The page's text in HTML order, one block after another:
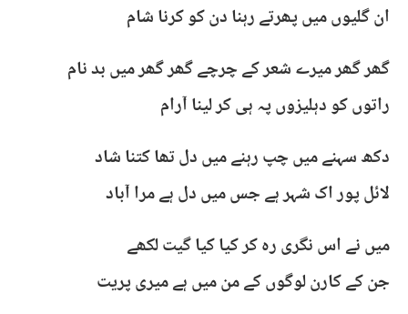
ان گلیوں میں پھرتے رہنا دن کو کرنا شام
گھر گھر میرے شعر کے چرچے گھر گھر میں بد نام
راتوں کو دہلیزوں پہ ہی کر لینا آرام
دکھ سہنے میں چپ رہنے میں دل تھا کتنا شاد
لائل پور اک شہر ہے جس میں دل ہے مرا آباد
میں نے اس نگری رہ کر کیا کیا گیت لکھے
جن کے کارن لوگوں کے من میں ہے میری پریت